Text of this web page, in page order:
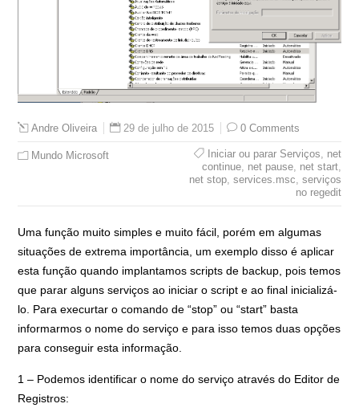
Andre Oliveira 29 de julho de 2015 0 Comments
Mundo Microsoft Iniciar ou parar Serviços, net
continue, net pause, net start,
net stop, services.msc, serviços
no regedit
Uma função muito simples e muito fácil, porém em algumas
situações de extrema importância, um exemplo disso é aplicar
esta função quando implantamos scripts de backup, pois temos
que parar alguns serviços ao iniciar o script e ao final inicializá-
lo. Para execurtar o comando de “stop” ou “start” basta
informarmos o nome do serviço e para isso temos duas opções
para conseguir esta informação.
1 – Podemos identificar o nome do serviço através do Editor de
Registros: